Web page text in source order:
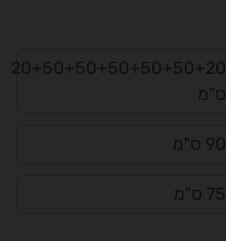
20+50+50+50+50+50+20
ס"מ
90 ס"מ
75 ס"מ